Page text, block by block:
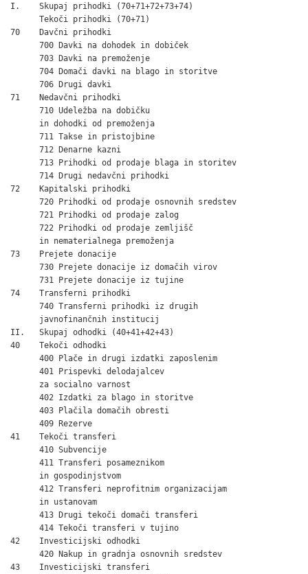
I.    Skupaj prihodki (70+71+72+73+74)
Tekoči prihodki (70+71)
70    Davčni prihodki
700 Davki na dohodek in dobiček
703 Davki na premoženje
704 Domači davki na blago in storitve
706 Drugi davki
71    Nedavčni prihodki
      710 Udeležba na dobičku
in dohodki od premoženja
711 Takse in pristojbine
712 Denarne kazni
713 Prihodki od prodaje blaga in storitev
714 Drugi nedavčni prihodki
72    Kapitalski prihodki
720 Prihodki od prodaje osnovnih sredstev
721 Prihodki od prodaje zalog
      722 Prihodki od prodaje zemljišč
      in nematerialnega premoženja
73    Prejete donacije
730 Prejete donacije iz domačih virov
731 Prejete donacije iz tujine
74    Transferni prihodki
      740 Transferni prihodki iz drugih
javnofinančnih institucij
II.   Skupaj odhodki (40+41+42+43)
40    Tekoči odhodki
400 Plače in drugi izdatki zaposlenim
      401 Prispevki delodajalcev
za socialno varnost
402 Izdatki za blago in storitve
403 Plačila domačih obresti
409 Rezerve
41    Tekoči transferi
410 Subvencije
      411 Transferi posameznikom
in gospodinjstvom
      412 Transferi neprofitnim organizacijam
in ustanovam
413 Drugi tekoči domači transferi
414 Tekoči transferi v tujino
42    Investicijski odhodki
420 Nakup in gradnja osnovnih sredstev
43    Investicijski transferi